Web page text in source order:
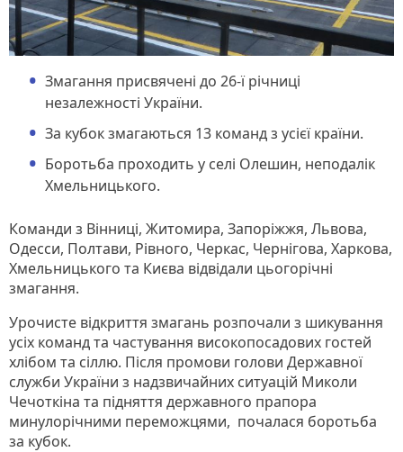
Змагання присвячені до 26-ї річниці
незалежності України.
За кубок змагаються 13 команд з усієї країни.
Боротьба проходить у селі Олешин, неподалік
Хмельницького.
Команди з Вінниці, Житомира, Запоріжжя, Львова,
Одесси, Полтави, Рівного, Черкас, Чернігова, Харкова,
Хмельницького та Києва відвідали цьогорічні
змагання.
Урочисте відкриття змагань розпочали з шикування
усіх команд та частування високопосадових гостей
хлібом та сіллю. Після промови голови Державної
служби України з надзвичайних ситуацій Миколи
Чечоткіна та підняття державного прапора
минулорічними переможцями, почалася боротьба
за кубок.